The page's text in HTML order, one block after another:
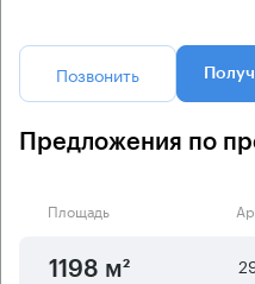
Позвонить
Предложения по
Площадь
1198 м²